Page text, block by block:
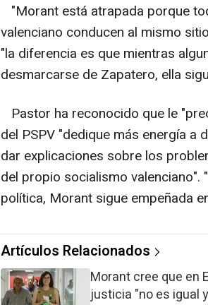
"Morant está atrapada porque
valenciano conducen al mismo
"la diferencia es que mientras
desmarcarse de Zapatero, ella
Pastor ha reconocido que le
del PSPV "dedique más energía a
dar explicaciones sobre los
del propio socialismo valenciano".
política, Morant sigue empeñada
Artículos Relacionados
Morant cree que en
justicia "no es igual